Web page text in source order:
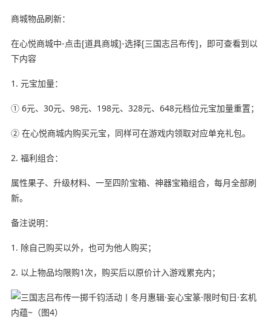
商城物品刷新：
在心悦商城中-点击[道具商城]-选择[三国志吕布传]，即可查看到以
下内容
1. 元宝加量：
① 6元、30元、98元、198元、328元、648元档位元宝加量重置；
② 在心悦商城内购买元宝，同样可在游戏内领取对应单充礼包。
2. 福利组合：
属性果子、升级材料、一至四阶宝箱、神器宝箱组合，每月全部刷
新。
备注说明：
1. 除自己购买以外，也可为他人购买；
2. 以上物品均限购1次，购买后以原价计入游戏累充内；